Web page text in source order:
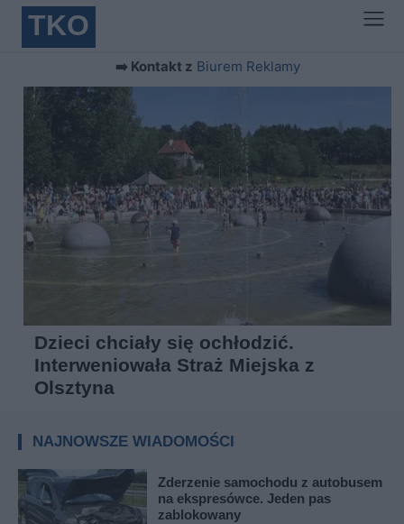
TKO
➡️ Kontakt z Biurem Reklamy
Dzieci chciały się ochłodzić.
Interweniowała Straż Miejska z
Olsztyna
NAJNOWSZE WIADOMOŚCI
Zderzenie samochodu z autobusem
na ekspresówce. Jeden pas
zablokowany